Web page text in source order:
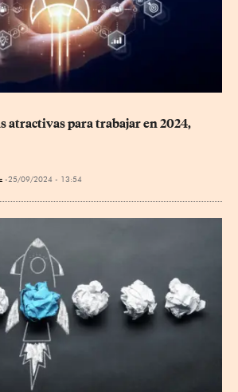
atractivas para trabajar en 2024,
25/09/2024 - 13:54